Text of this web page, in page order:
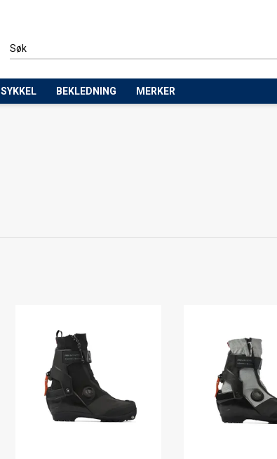
SYKKEL BEKLEDNING MERKER